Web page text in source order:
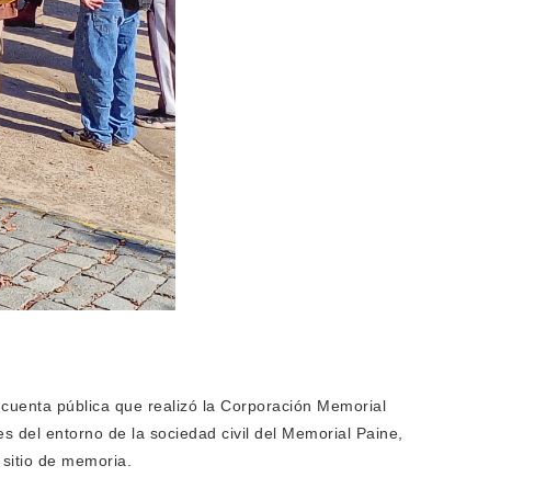
pública que realizó la Corporación Memorial
del entorno de la sociedad civil del Memorial Paine,
de memoria.